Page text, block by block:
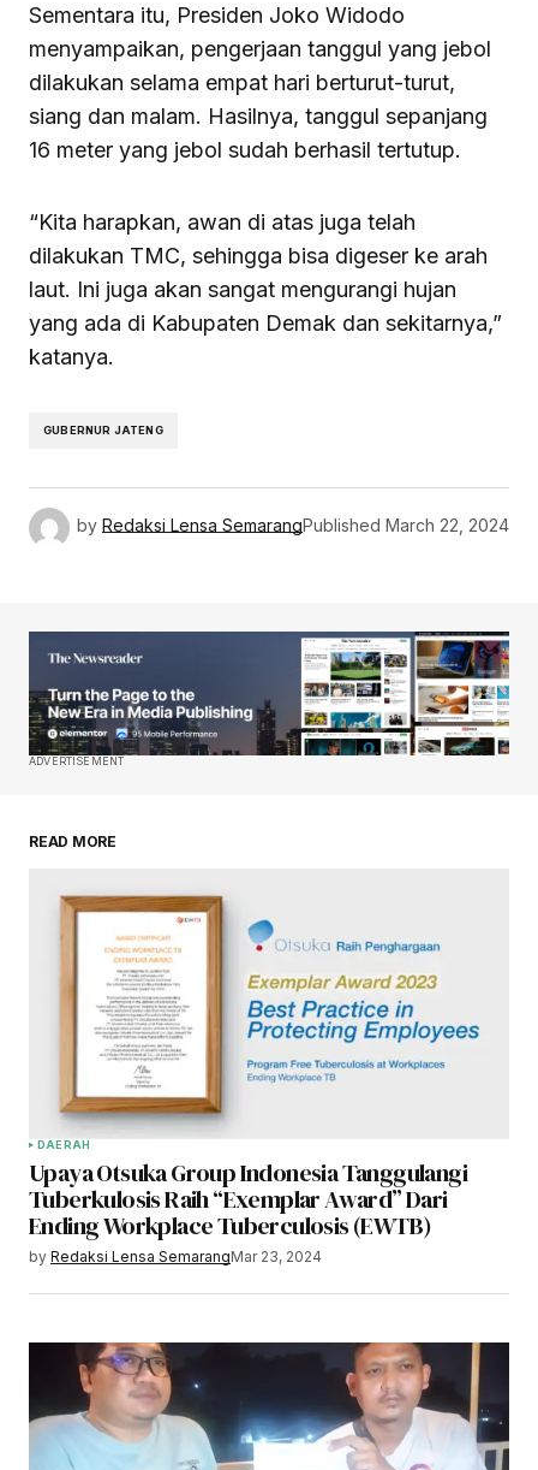
Sementara itu, Presiden Joko Widodo
menyampaikan, pengerjaan tanggul yang jebol
dilakukan selama empat hari berturut-turut,
siang dan malam. Hasilnya, tanggul sepanjang
16 meter yang jebol sudah berhasil tertutup.
“Kita harapkan, awan di atas juga telah
dilakukan TMC, sehingga bisa digeser ke arah
laut. Ini juga akan sangat mengurangi hujan
yang ada di Kabupaten Demak dan sekitarnya,”
katanya.
GUBERNUR JATENG
by Redaksi Lensa SemarangPublished March 22, 2024
ADVERTISEMENT
READ MORE
DAERAH
Upaya Otsuka Group Indonesia Tanggulangi
Tuberkulosis Raih “Exemplar Award” Dari
Ending Workplace Tuberculosis (EWTB)
by Redaksi Lensa SemarangMar 23, 2024